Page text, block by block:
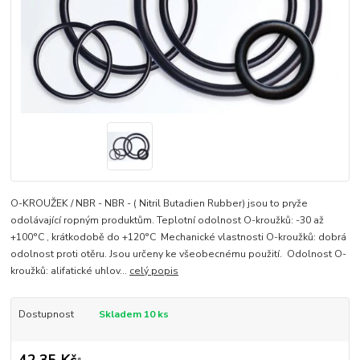
O-KROUŽEK / NBR - NBR - ( Nitril Butadien Rubber) jsou to pryže
odolávající ropným produktům. Teplotní odolnost O-kroužků: -30 až
+100°C , krátkodobě do +120°C Mechanické vlastnosti O-kroužků: dobrá
odolnost proti otěru. Jsou určeny ke všeobecnému použití. Odolnost O-
kroužků: alifatické uhlov... celý popis
Dostupnost Skladem 10 ks